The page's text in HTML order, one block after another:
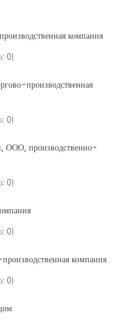
компания
0)
производственная
0)
ООО, производственно-
0)
0)
компания
0)